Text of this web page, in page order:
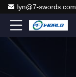
lyn@7-swords.com